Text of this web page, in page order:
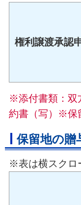
権利譲渡承認
※添付書類：双
約書（写）※保
保留地の贈
※表は横スクロ